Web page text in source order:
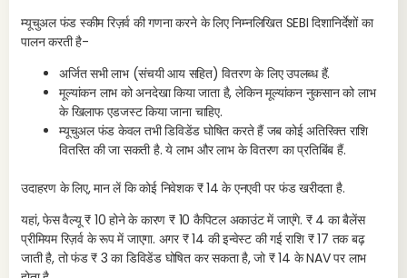
म्यूचुअल फंड स्कीम रिज़र्व की गणना करने के लिए निम्नलिखित SEBI दिशानिर्देशों का
पालन करती है-
अर्जित सभी लाभ (संचयी आय सहित) वितरण के लिए उपलब्ध हैं.
मूल्यांकन लाभ को अनदेखा किया जाता है, लेकिन मूल्यांकन नुकसान को लाभ
के खिलाफ एडजस्ट किया जाना चाहिए.
म्यूचुअल फंड केवल तभी डिविडेंड घोषित करते हैं जब कोई अतिरिक्त राशि
वितरित की जा सकती है. ये लाभ और लाभ के वितरण का प्रतिबिंब हैं.
उदाहरण के लिए, मान लें कि कोई निवेशक ₹ 14 के एनएवी पर फंड खरीदता है.
यहां, फेस वैल्यू ₹ 10 होने के कारण ₹ 10 कैपिटल अकाउंट में जाएंगे. ₹ 4 का बैलेंस
प्रीमियम रिज़र्व के रूप में जाएगा. अगर ₹ 14 की इन्वेस्ट की गई राशि ₹ 17 तक बढ़
जाती है, तो फंड ₹ 3 का डिविडेंड घोषित कर सकता है, जो ₹ 14 के NAV पर लाभ